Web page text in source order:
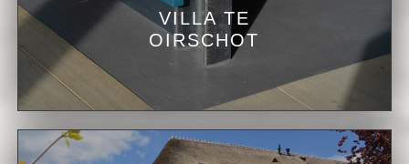
VILLA TE
OIRSCHOT